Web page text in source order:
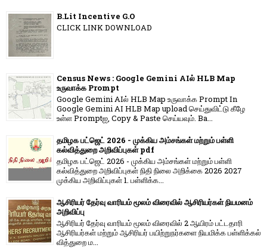
B.Lit Incentive G.O
CLICK LINK DOWNLOAD
Census News : Google Gemini AIல் HLB Map
உருவாக்க Prompt
Google Gemini AIல் HLB Map உருவாக்க Prompt In
Google Gemini AI HLB Map upload செய்துவிட்டு கீழே
உள்ள Promptஐ, Copy & Paste செய்யவும். Ba...
தமிழக பட்ஜெட் 2026 - முக்கிய அம்சங்கள் மற்றும் பள்ளி
கல்வித்துறை அறிவிப்புகள் pdf
தமிழக பட்ஜெட் 2026 - முக்கிய அம்சங்கள் மற்றும் பள்ளி
கல்வித்துறை அறிவிப்புகள் நிதி நிலை அறிக்கை 2026 2027
முக்கிய அறிவிப்புகள் 1. பள்ளிக்க...
ஆசிரியர் தேர்வு வாரியம் மூலம் விரைவில் ஆசிரியர்கள் நியமனம்
அறிவிப்பு
ஆசிரியர் தேர்வு வாரி​யம் மூலம் விரை​வில் 2 ஆயிரம் பட்​ட​தாரி
ஆசிரியர்​கள் மற்​றும் ஆசிரியர் பயிற்றுநர்​களை நியமிக்க பள்​ளிக்​கல்​
வித்​துறை ம...